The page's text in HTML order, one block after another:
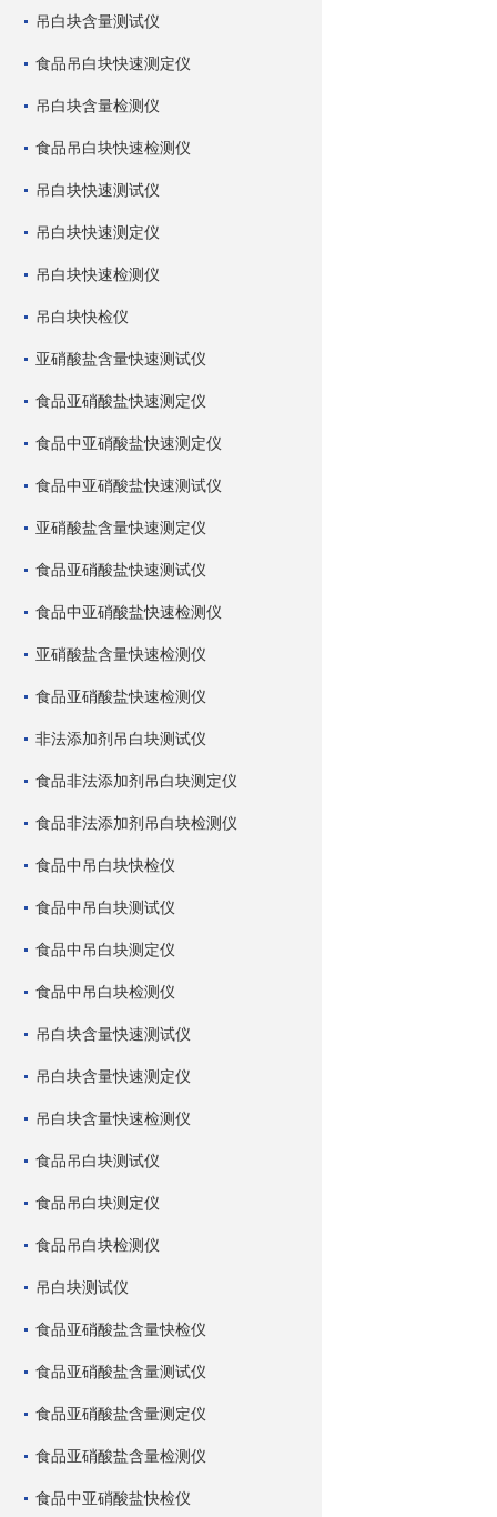
吊白块含量测试仪
食品吊白块快速测定仪
吊白块含量检测仪
食品吊白块快速检测仪
吊白块快速测试仪
吊白块快速测定仪
吊白块快速检测仪
吊白块快检仪
亚硝酸盐含量快速测试仪
食品亚硝酸盐快速测定仪
食品中亚硝酸盐快速测定仪
食品中亚硝酸盐快速测试仪
亚硝酸盐含量快速测定仪
食品亚硝酸盐快速测试仪
食品中亚硝酸盐快速检测仪
亚硝酸盐含量快速检测仪
食品亚硝酸盐快速检测仪
非法添加剂吊白块测试仪
食品非法添加剂吊白块测定仪
食品非法添加剂吊白块检测仪
食品中吊白块快检仪
食品中吊白块测试仪
食品中吊白块测定仪
食品中吊白块检测仪
吊白块含量快速测试仪
吊白块含量快速测定仪
吊白块含量快速检测仪
食品吊白块测试仪
食品吊白块测定仪
食品吊白块检测仪
吊白块测试仪
食品亚硝酸盐含量快检仪
食品亚硝酸盐含量测试仪
食品亚硝酸盐含量测定仪
食品亚硝酸盐含量检测仪
食品中亚硝酸盐快检仪